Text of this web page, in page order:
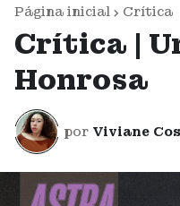
Página inicial Crítica
Crítica |
Honrosa
por Viviane